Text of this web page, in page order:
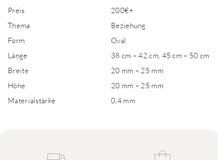
Preis
200€+
Thema
Beziehung
Form
Oval
Länge
38 cm – 42 cm, 45 cm – 50 cm
Breite
20 mm – 25 mm
Höhe
20 mm – 25 mm
Materialstärke
0,4 mm